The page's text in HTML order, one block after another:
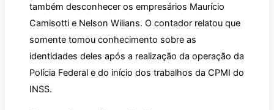
também desconhecer os empresários Maurício
Camisotti e Nelson Wilians. O contador relatou que
somente tomou conhecimento sobre as
identidades deles após a realização da operação da
Polícia Federal e do início dos trabalhos da CPMI do
INSS.